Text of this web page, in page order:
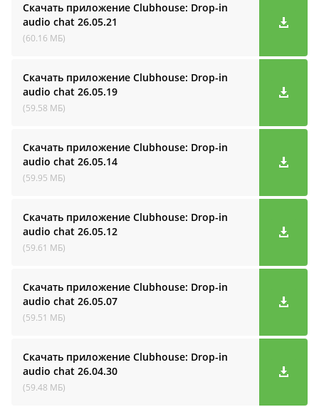
Скачать приложение Clubhouse: Drop-in
audio cha‪t 26.05.21
(60.16 МБ)
Скачать приложение Clubhouse: Drop-in
audio cha‪t 26.05.19
(59.58 МБ)
Скачать приложение Clubhouse: Drop-in
audio cha‪t 26.05.14
(59.95 МБ)
Скачать приложение Clubhouse: Drop-in
audio cha‪t 26.05.12
(59.61 МБ)
Скачать приложение Clubhouse: Drop-in
audio cha‪t 26.05.07
(59.51 МБ)
Скачать приложение Clubhouse: Drop-in
audio cha‪t 26.04.30
(59.48 МБ)